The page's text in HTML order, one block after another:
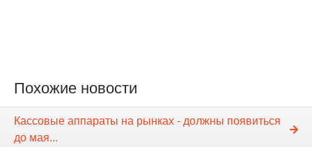
Похожие новости
Кассовые аппараты на рынках - должны появиться
до мая...